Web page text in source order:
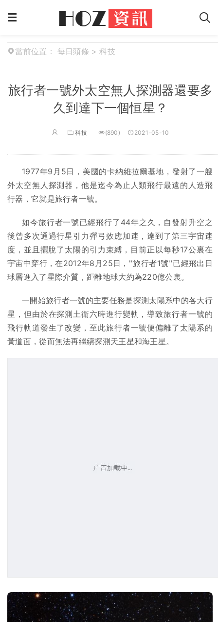
當前位置： 每日頭條 > 科技
旅行者一號外太空無人探測器還要多
久到達下一個恒星？
科技 (890) 2021-05-10
1977年9月5日，美國的卡納維拉爾基地，發射了一艘
外太空無人探測器，他是迄今為止人類飛行最遠的人造飛
行器，它就是旅行者一號。
如今旅行者一號已經飛行了44年之久，自發射升空之
後曾多次通過行星引力彈弓效應加速，達到了第三宇宙速
度，並且擺脫了太陽的引力束縛，目前正以每秒17公裏在
宇宙中穿行，在2012年8月25日，''旅行者1號''已經飛出日
球層進入了星際介質，距離地球大約為220億公裏。
一開始旅行者一號的主要任務是探測太陽系中的各大行
星，但由於在探測土衛六時進行變軌，導致旅行者一號的
飛行軌道發生了改變，至此旅行者一號便偏離了太陽系的
黃道面，從而無法再繼續探測天王星和海王星。